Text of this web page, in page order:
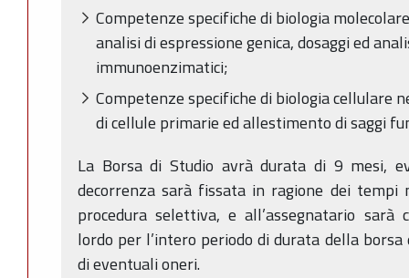
Competenze specifiche di biologia
analisi di espressione genica, dosaggi ed
immunoenzimatici;
Competenze specifiche di biologia cellulare
di cellule primarie ed allestimento di saggi
La Borsa di Studio avrà durata di 9 mesi,
decorrenza sarà fissata in ragione dei tempi
procedura selettiva, e all’assegnatario
lordo per l’intero periodo di durata della
di eventuali oneri.